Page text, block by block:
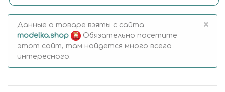
Данные о товаре взяты с сайта
modelka.shop
Обязательно посетите
этот сайт, там найдется много всего
интересного.
×